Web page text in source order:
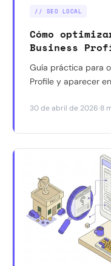
// SEO LOCAL
Cómo
Business
Guía práctica para
Profile y aparecer
Google te elija a ti.
30 de abril de 2026·8